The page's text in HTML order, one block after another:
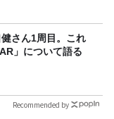
さん1周目。これ
」について語る
Recommended by